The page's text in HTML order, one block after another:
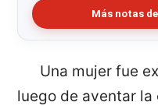
Más notas
Una mujer fue
luego de aventar la